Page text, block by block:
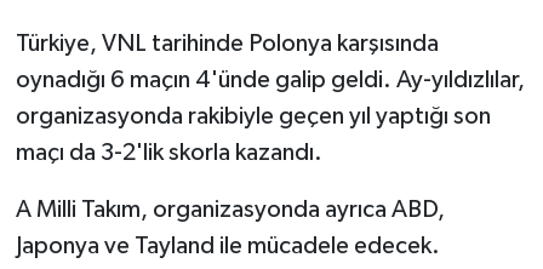
Türkiye, VNL tarihinde Polonya karşısında
oynadığı 6 maçın 4'ünde galip geldi. Ay-yıldızlılar,
organizasyonda rakibiyle geçen yıl yaptığı son
maçı da 3-2'lik skorla kazandı.
A Milli Takım, organizasyonda ayrıca ABD,
Japonya ve Tayland ile mücadele edecek.